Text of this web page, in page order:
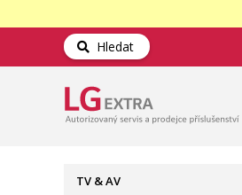
Hledat
TV & AV